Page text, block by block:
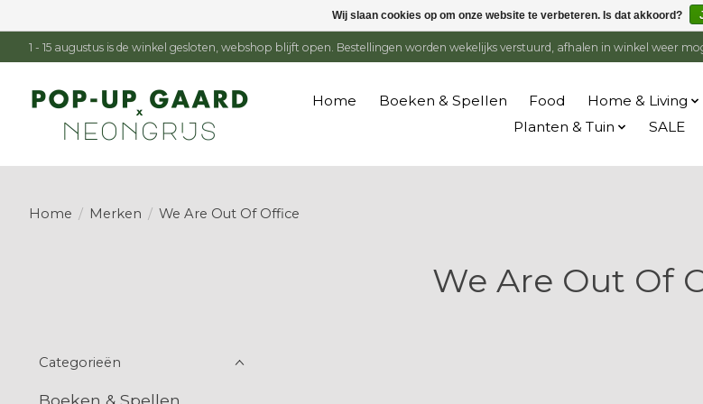
1 - 15 augustus is de winkel gesloten, webshop blijft open. Bestellingen worden wekelijks verstuurd, afhalen in winkel weer
Home Boeken & Spellen Food Home & Living
Planten & Tuin
SALE
Home / Merken / We Are Out Of Office
We Are Out Of
Categorieën
Boeken & Spellen
Wij slaan cookies op om onze website te verbeteren. Is dat akkoord?